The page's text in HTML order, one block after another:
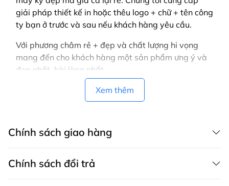
giải pháp thiết kế in hoặc thêu logo + chữ + tên công
ty bạn ở trước và sau nếu khách hàng yêu cầu.
Với phương châm rẻ + đẹp và chất lượng hi vọng
mang đến cho khách hàng một sản phẩm ưng ý và
đẹp nhất, hài lòng nhất
Vui lòng LIÊN HỆ để được tư vấn! để gửi bảng màu,
mẫu, thiết kế mẫu cho bạn.
Xem thêm
Chính sách giao hàng
CHÍNH SÁCH GIAO HÀNG MAY THÀNH VIỆT có dịch vụ giao hàng tận
Chính sách đổi trả